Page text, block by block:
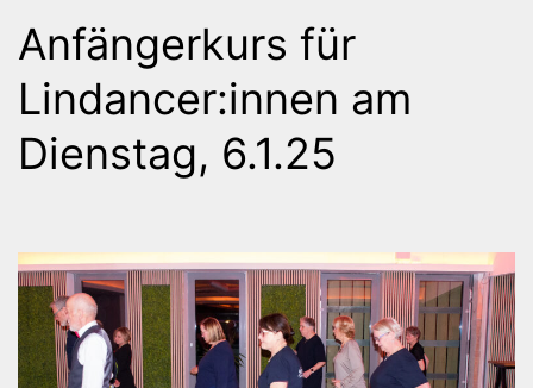
Anfängerkurs für
Lindancer:innen am
Dienstag, 6.1.25